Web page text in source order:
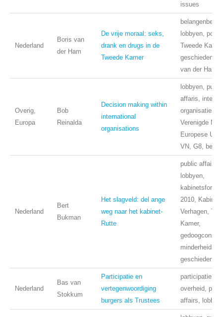
issues
Nederland
Boris van
der Ham
De vrije moraal: seks,
drank en drugs in de
Tweede Kamer
lobbyen,
Tweede
geschiedenis,
van der Ham,
Overig,
Europa
Bob
Reinalda
Decision making within
international
organisations
lobbyen,
affaris,
organisaties,
Verenigde
Europese
VN, G8,
Nederland
Bert
Bukman
Het slagveld: del ange
weg naar het kabinet-
Rutte
public affairs,
lobbyen,
2010, Kabinet
Verhagen,
Kamer,
geschiedenis
Nederland
Bas van
Stokkum
Participatie en
vertegenwoordiging
burgers als Trustees
participatie,
overheid,
affairs,